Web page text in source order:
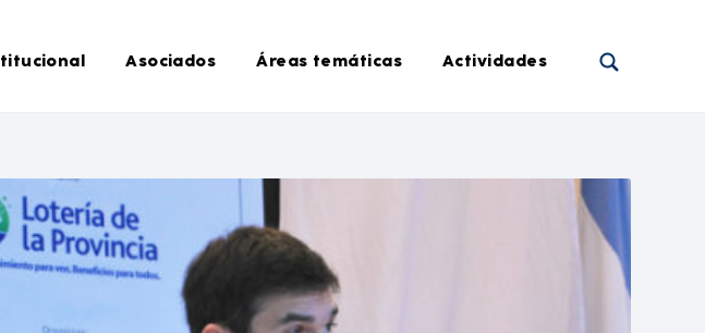
Asociados Áreas temáticas Actividades